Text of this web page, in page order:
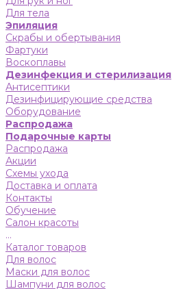
Для тела
Эпиляция
Скрабы и обертывания
Фартуки
Воскоплавы
Дезинфекция и стерилизация
Антисептики
Дезинфицирующие средства
Оборудование
Распродажа
Подарочные карты
Распродажа
Акции
Схемы ухода
Доставка и оплата
Контакты
Обучение
Салон красоты
...
Каталог товаров
Для волос
Маски для волос
Шампуни для волос